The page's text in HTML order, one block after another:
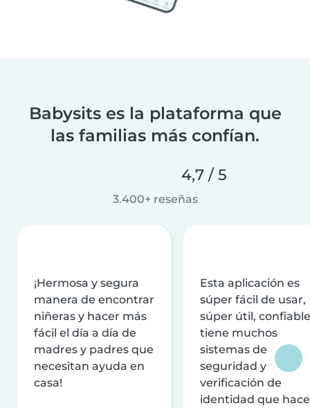
Babysits es la plataforma que
las familias más confían.
4,7 / 5
3.400+ reseñas
¡Hermosa y segura
manera de encontrar
niñeras y hacer más
fácil el día a día de
madres y padres que
necesitan ayuda en
casa!
Esta aplicación es
súper fácil de usar,
súper útil,
tiene muchos
sistemas de
seguridad y
verificación de
identidad que